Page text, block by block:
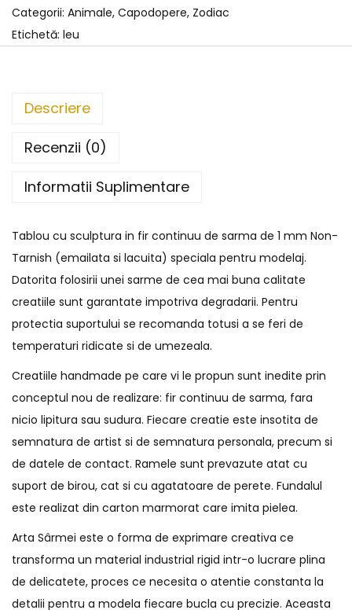
Categorii: Animale, Capodopere, Zodiac
Etichetă: leu
Descriere
Recenzii (0)
Informatii Suplimentare
Tablou cu sculptura in fir continuu de sarma de 1 mm Non-
Tarnish (emailata si lacuita) speciala pentru modelaj.
Datorita folosirii unei sarme de cea mai buna calitate
creatiile sunt garantate impotriva degradarii. Pentru
protectia suportului se recomanda totusi a se feri de
temperaturi ridicate si de umezeala.
Creatiile handmade pe care vi le propun sunt inedite prin
conceptul nou de realizare: fir continuu de sarma, fara
nicio lipitura sau sudura. Fiecare creatie este insotita de
semnatura de artist si de semnatura personala, precum si
de datele de contact. Ramele sunt prevazute atat cu
suport de birou, cat si cu agatatoare de perete. Fundalul
este realizat din carton marmorat care imita pielea.
Arta Sârmei este o forma de exprimare creativa ce
transforma un material industrial rigid intr-o lucrare plina
de delicatete, proces ce necesita o atentie constanta la
detalii pentru a modela fiecare bucla cu precizie. Aceasta